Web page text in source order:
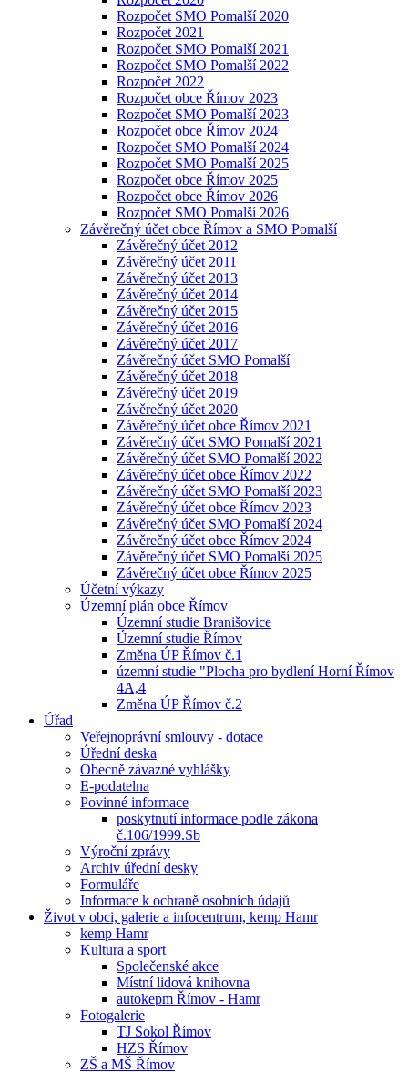
Rozpočet SMO Pomalší 2020
Rozpočet 2021
Rozpočet SMO Pomalší 2021
Rozpočet SMO Pomalší 2022
Rozpočet 2022
Rozpočet obce Římov 2023
Rozpočet SMO Pomalší 2023
Rozpočet obce Římov 2024
Rozpočet SMO Pomalší 2024
Rozpočet SMO Pomalší 2025
Rozpočet obce Římov 2025
Rozpočet obce Římov 2026
Rozpočet SMO Pomalší 2026
Závěrečný účet obce Římov a SMO Pomalší
Závěrečný účet 2012
Závěrečný účet 2011
Závěrečný účet 2013
Závěrečný účet 2014
Závěrečný účet 2015
Závěrečný účet 2016
Závěrečný účet 2017
Závěrečný účet SMO Pomalší
Závěrečný účet 2018
Závěrečný účet 2019
Závěrečný účet 2020
Závěrečný účet obce Římov 2021
Závěrečný účet SMO Pomalší 2021
Závěrečný účet SMO Pomalší 2022
Závěrečný účet obce Římov 2022
Závěrečný účet SMO Pomalší 2023
Závěrečný účet obce Římov 2023
Závěrečný účet SMO Pomalší 2024
Závěrečný účet obce Římov 2024
Závěrečný účet SMO Pomalší 2025
Závěrečný účet obce Římov 2025
Účetní výkazy
Územní plán obce Římov
Územní studie Branišovice
Územní studie Římov
Změna ÚP Římov č.1
územní studie "Plocha pro bydlení Horní Římov
4A,4
Změna ÚP Římov č.2
Úřad
Veřejnoprávní smlouvy - dotace
Úřední deska
Obecně závazné vyhlášky
E-podatelna
Povinné informace
poskytnutí informace podle zákona
č.106/1999.Sb
Výroční zprávy
Archiv úřední desky
Formuláře
Informace k ochraně osobních údajů
Život v obci, galerie a infocentrum, kemp Hamr
kemp Hamr
Kultura a sport
Společenské akce
Místní lidová knihovna
autokepm Římov - Hamr
Fotogalerie
TJ Sokol Římov
HZS Římov
ZŠ a MŠ Římov